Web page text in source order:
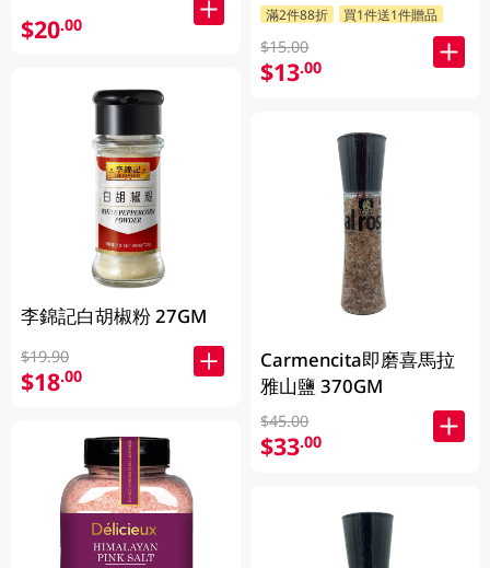
$20.00
李錦記白胡椒粉 27GM
$19.90
$18.00
滿2件88折 買1件送1件贈品
$15.00
$13.00
Carmencita即磨喜馬拉
雅山鹽 370GM
$45.00
$33.00